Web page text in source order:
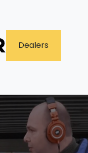
​Dealers